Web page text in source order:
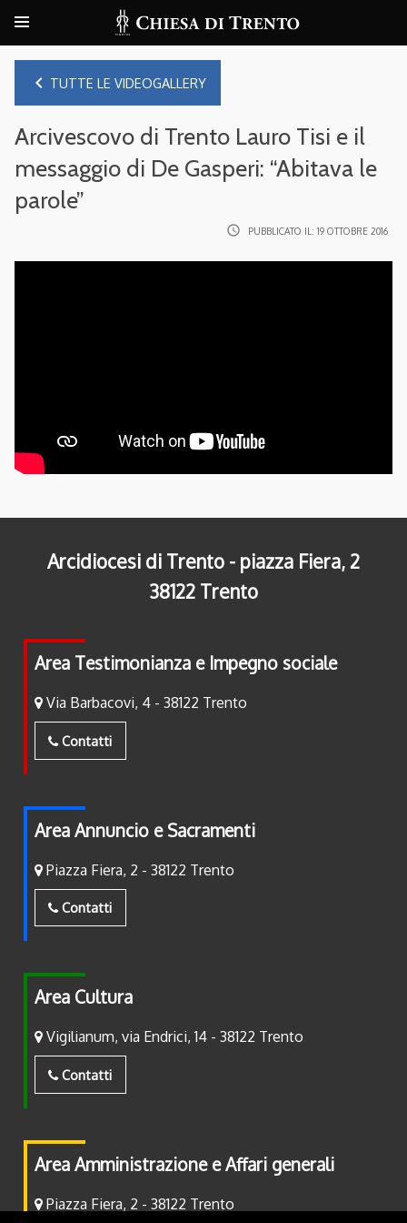
navigate_before TUTTE LE VIDEOGALLERY
Arcivescovo di Trento Lauro Tisi e il
messaggio di De Gasperi: “Abitava le
parole”
access_time PUBBLICATO IL: 19 OTTOBRE 2016
Arcidiocesi di Trento - piazza Fiera, 2
38122 Trento
Area Testimonianza e Impegno sociale
Via Barbacovi, 4 - 38122 Trento
Contatti
Area Annuncio e Sacramenti
Piazza Fiera, 2 - 38122 Trento
Contatti
Area Cultura
Vigilianum, via Endrici, 14 - 38122 Trento
Contatti
Area Amministrazione e Affari generali
Piazza Fiera, 2 - 38122 Trento